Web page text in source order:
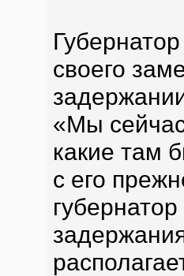
своего
«Мы
какие там
с его